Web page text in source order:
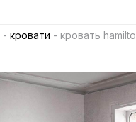
- кровати - кровать